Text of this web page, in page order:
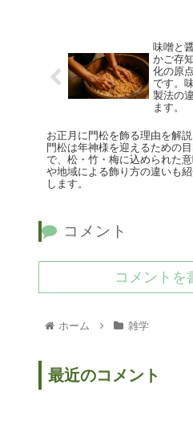
味噌と
かご存
化の原
です。
製法の
ます。
お正月に門松を飾る理由を解説
門松は年神様を迎えるための
で、松・竹・梅に込められた
や地域による飾り方の違いも
します。
コメント
コメントを
ホーム 雑学
最近のコメント